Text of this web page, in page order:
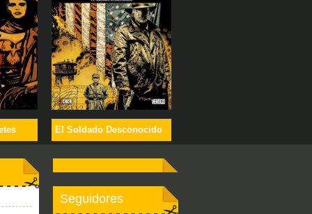
El Soldado Desconocido
Seguidores